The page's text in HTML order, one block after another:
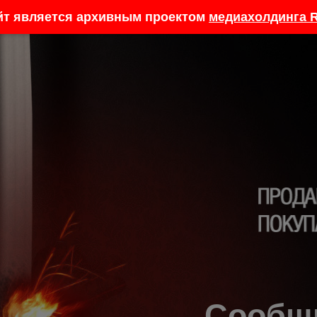
является архивным проектом медиахолдинга